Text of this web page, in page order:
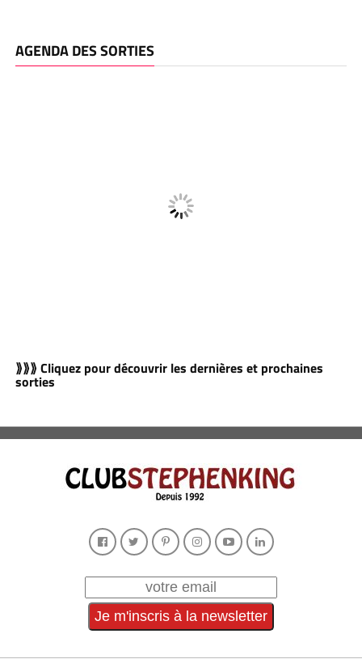
AGENDA DES SORTIES
⟫⟫⟫ Cliquez pour découvrir les dernières et prochaines
sorties